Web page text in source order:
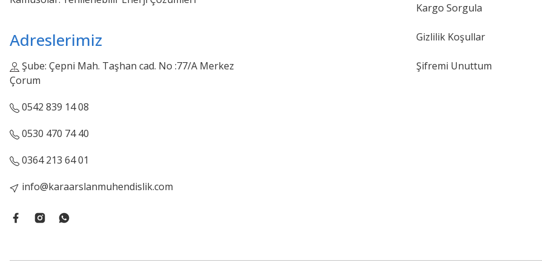
Adreslerimiz
Şube: Çepni Mah. Taşhan cad. No :77/A Merkez
Çorum
0542 839 14 08
0530 470 74 40
0364 213 64 01
info@karaarslanmuhendislik.com
Kargo Sorgula
Gizlilik Koşullar
Şifremi Unuttum